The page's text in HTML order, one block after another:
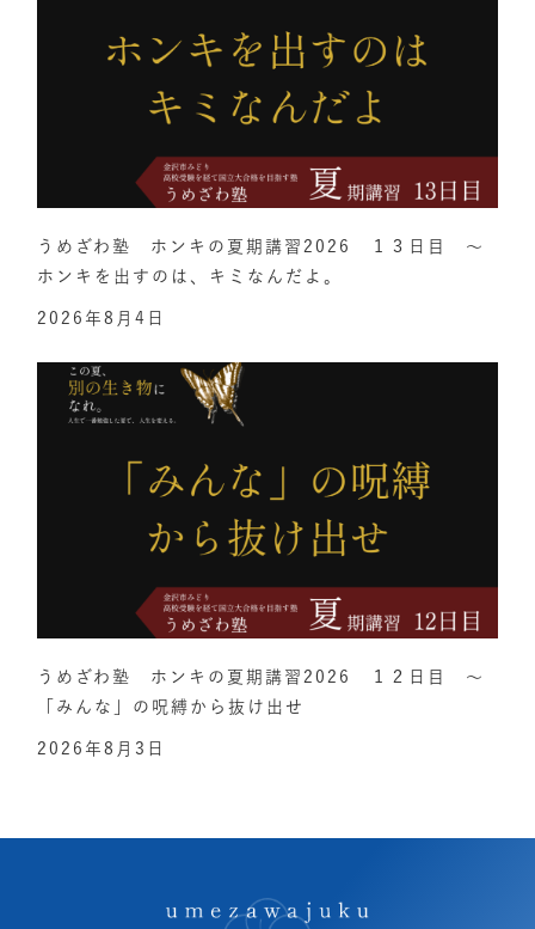
うめざわ塾 ホンキの夏期講習2026 １３日目 ～
ホンキを出すのは、キミなんだよ。
2026年8月4日
うめざわ塾 ホンキの夏期講習2026 １２日目 ～
「みんな」の呪縛から抜け出せ
2026年8月3日